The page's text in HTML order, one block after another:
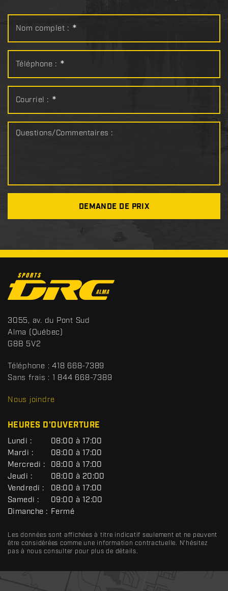
Nom complet : *
Téléphone : *
Courriel : *
Questions/Commentaires :
DEMANDE DE PRIX
o
n
t
a
c
t
S
p
o
t
s
R
3055, av. du Pont Sud
Alma (Québec)
G8B 5V2
Téléphone : 418 668-7389
Sans frais : 1 844 668-7389
Nous joindre
HEURES D'OUVERTURE
G
É
N
É
R
A
L
Lundi :
08:00 à 17:00
Mardi :
08:00 à 17:00
Mercredi :
08:00 à 17:00
Jeudi :
08:00 à 20:00
Vendredi :
08:00 à 17:00
Samedi :
09:00 à 12:00
Dimanche : Fermé
Les données sont affichées à titre indicatif seulement et ne peuvent
être considérées comme une information contractuelle. N'hésitez
pas à nous consulter pour plus de détails.